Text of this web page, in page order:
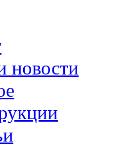
новости